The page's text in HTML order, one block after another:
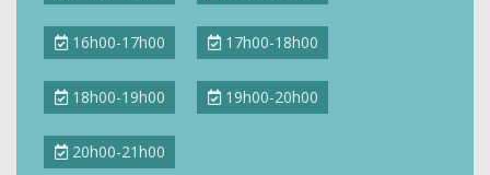
16h00-17h00 17h00-18h00
18h00-19h00 19h00-20h00
20h00-21h00